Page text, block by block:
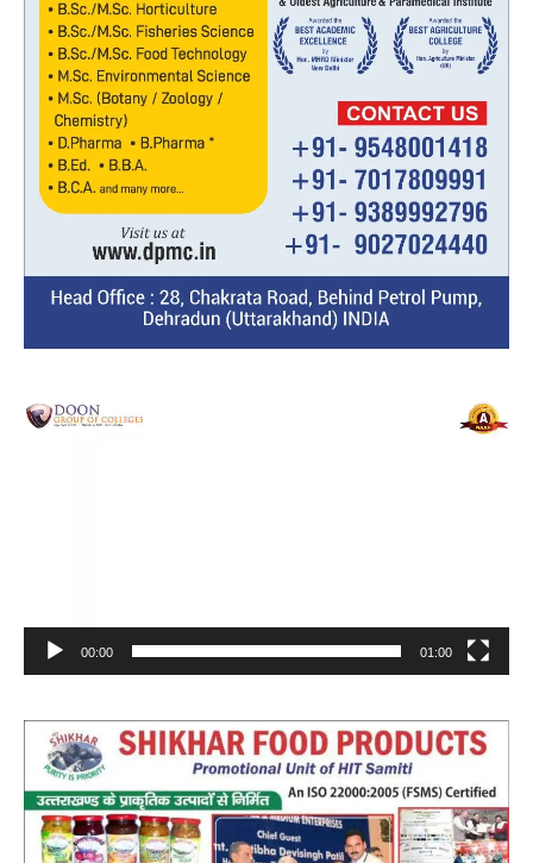
Video
Player
00:00 01:00